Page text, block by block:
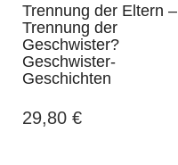
Trennung der Eltern –
Trennung der
Geschwister?
Geschwister-
Geschichten
29,80 €